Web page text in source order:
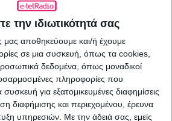
την ιδιωτικότητά σας
μας αποθηκεύουμε και/ή έχουμε
σε μια συσκευή, όπως τα cookies,
δεδομένα, όπως μοναδικοί
πληροφορίες που
για εξατομικευμένες διαφημίσεις
διαφήμισης και περιεχομένου, έρευνα
υπηρεσιών. Με την άδειά σας, εμείς
για την
του ΣΥΡΙΖΑ